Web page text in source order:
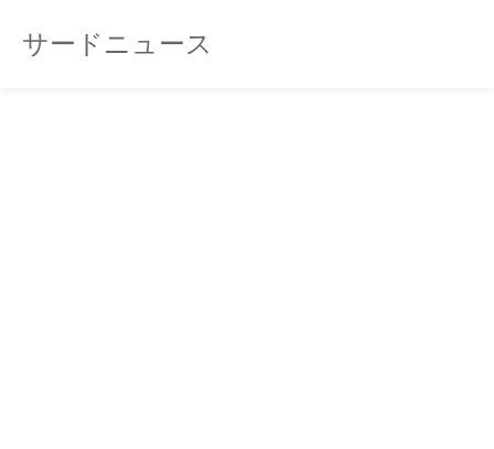
サードニュース